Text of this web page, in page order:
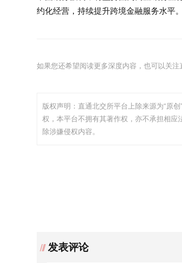
约化经营，持续提升跨境金融服务水平。
如果您还希望阅读更多深度内容，也可以关
版权声明：直通北交所平台上除来源为“原
权，本平台不拥有其著作权，亦不承担相
除涉嫌侵权内容。
发表评论